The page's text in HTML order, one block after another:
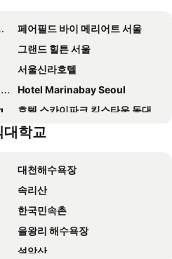
페어필드 바이 메리어트 서울
그랜드 힐튼 서울
서울신라호텔
Hotel Marinabay Seoul
호텔 스카이파크 킹스타운 동대문점
도미인 서울 강남
Holiday Inn Express Seoul Hongdae By Ihg
프레지던트호텔
LOTTE City Hotel Guro
호텔 리베라
Hotel The Botanik Sewoon Myeongdong
대학교
대천해수욕장
속리산
한국민속촌
을왕리 해수욕장
설악산